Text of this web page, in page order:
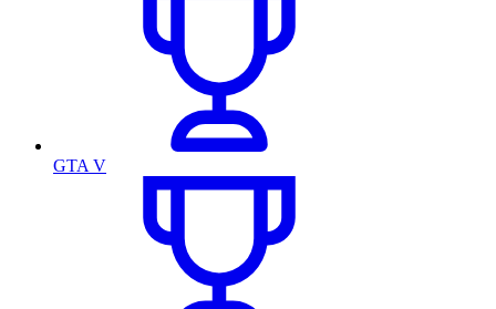
GTA V